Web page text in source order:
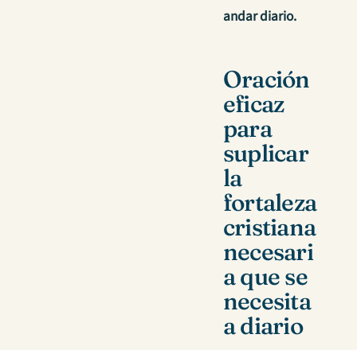
andar diario.
Oración
eficaz
para
suplicar
la
fortaleza
cristiana
necesari
a que se
necesita
a diario